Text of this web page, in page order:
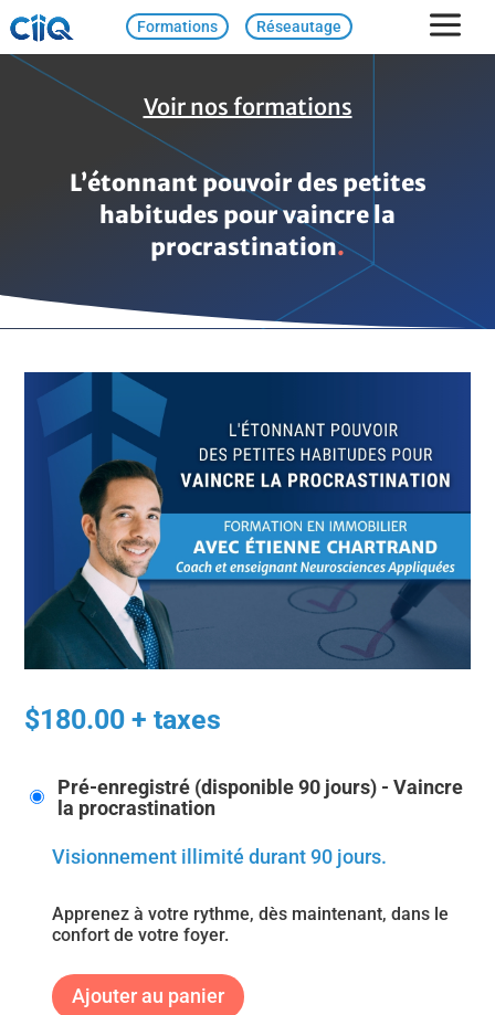
Formations Réseautage
Voir nos formations
L’étonnant pouvoir des petites
habitudes pour vaincre la
procrastination
$180.00 + taxes
Pré-enregistré (disponible 90 jours) - Vaincre
la procrastination
Visionnement illimité durant 90 jours.
Apprenez à votre rythme, dès maintenant, dans le
confort de votre foyer.
Ajouter au panier